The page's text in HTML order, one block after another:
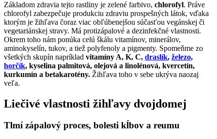
Základom zdravia tejto rastliny je zelené farbivo, chlorofyl. Práve
chlorofyl zabezpečuje produkciu zdraviu prospešných látok, vďaka
ktorým je žihľava čoraz viac obľúbenejšou súčasťou vegánskej či
vegetariánskej stravy. Má protizápalové a dezinfekčné vlastnosti.
Okrem toho nám ponúka celú škálu vitamínov, minerálov,
aminokyselín, tukov, a tiež polyfenoly a pigmenty. Spomeňme zo
všetkých skupín napríklad vitamíny A, K, C, draslík, železo,
horčík, kyselina palmitová, olejová a linolénová, kvercetín,
kurkumín a betakarotény. Žihľava toho v sebe ukrýva naozaj
veľa.
Liečivé vlastnosti žihľavy dvojdomej
Tlmí zápalový proces, bolesti kĺbov a reumu